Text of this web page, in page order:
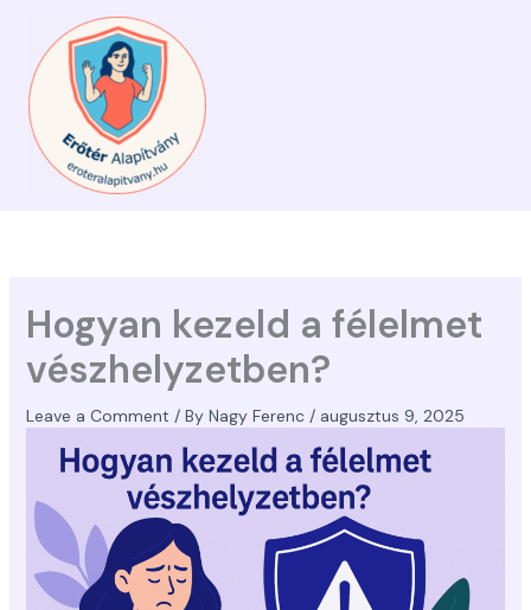
content
Hogyan kezeld a félelmet
vészhelyzetben?
Leave a Comment / By Nagy Ferenc / augusztus 9, 2025